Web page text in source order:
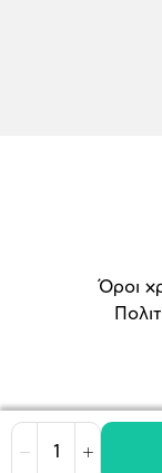
Μείωση Αύξηση
Όροι